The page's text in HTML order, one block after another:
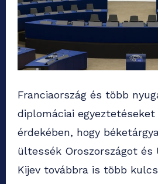
Franciaország és több
diplomáciai
érdekében, hogy
ültessék Oroszországot és
Kijev továbbra is több